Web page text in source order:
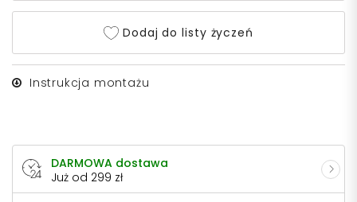
Dodaj do listy życzeń
Instrukcja montażu
DARMOWA dostawa
Już od 299 zł